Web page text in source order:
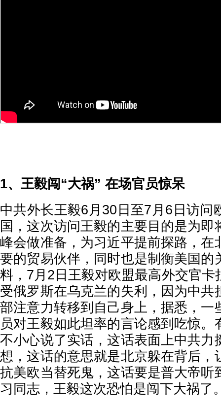
1、王毅闯“大祸” 在场官员惊呆
中共外长王毅6月30日至7月6日访问
国，这次访问王毅的主要目的是为即
峰会做准备，为习近平提前探路，在
要的贸易伙伴，同时也是制衡美国的
料，7月2日王毅对欧盟最高外交官卡
受俄罗斯在乌克兰的失利，因为中共
部注意力转移到自己身上，据悉，一
员对王毅如此坦率的言论感到吃惊。
不小心说了实话，这话表面上中共力
想，这话的意思就是北京躲在背后，
抗美欧当替死鬼，这话要是普大帝听
习同志，王毅这次恐怕是闯下大祸了